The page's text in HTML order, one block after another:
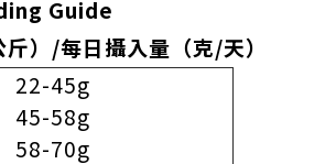
Guide
）/每日攝入量（克/天）
22-45g
45-58g
58-70g